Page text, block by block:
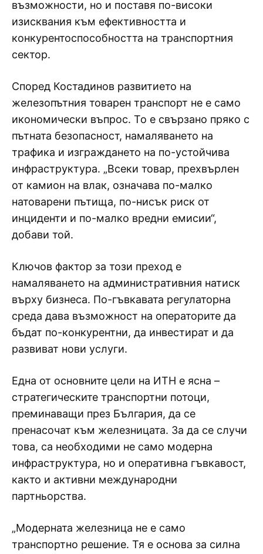
възможности, но и поставя по-високи
изисквания към ефективността и
конкурентоспособността на транспортния
сектор.
Според Костадинов развитието на
железопътния товарен транспорт не е само
икономически въпрос. То е свързано пряко с
пътната безопасност, намаляването на
трафика и изграждането на по-устойчива
инфраструктура. „Всеки товар, прехвърлен
от камион на влак, означава по-малко
натоварени пътища, по-нисък риск от
инциденти и по-малко вредни емисии“,
добави той.
Ключов фактор за този преход е
намаляването на административния натиск
върху бизнеса. По-гъвкавата регулаторна
среда дава възможност на операторите да
бъдат по-конкурентни, да инвестират и да
развиват нови услуги.
Една от основните цели на ИТН е ясна –
стратегическите транспортни потоци,
преминаващи през България, да се
пренасочат към железницата. За да се случи
това, са необходими не само модерна
инфраструктура, но и оперативна гъвкавост,
както и активни международни
партньорства.
„Модерната железница не е само
транспортно решение. Тя е основа за силна